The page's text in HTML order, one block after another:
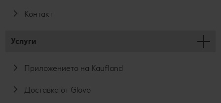
Контакт
Услуги
Приложението на Kaufland
Доставка от Glovo